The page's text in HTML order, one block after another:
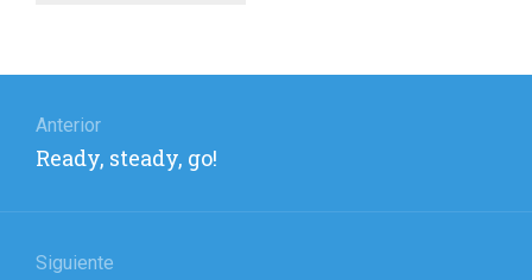
de
entradas
Anterior
Entrada
Ready, steady, go!
Siguiente